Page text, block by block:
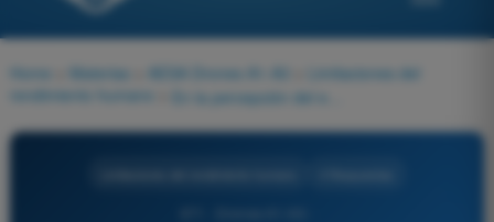
Home Materias AESA Drones A1-A3
Limitaciones del
rendimiento humano